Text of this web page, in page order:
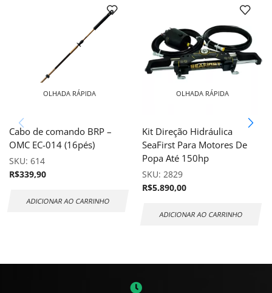
OLHADA RÁPIDA
Cabo de comando BRP –
OMC EC-014 (16pés)
SKU: 614
R$339,90
ADICIONAR AO CARRINHO
OLHADA RÁPIDA
Kit Direção Hidráulica
SeaFirst Para Motores De
Popa Até 150hp
SKU: 2829
R$5.890,00
ADICIONAR AO CARRINHO